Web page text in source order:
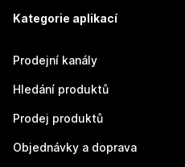
Kategorie aplikací
Prodejní kanály
Hledání produktů
Prodej produktů
Objednávky a doprava